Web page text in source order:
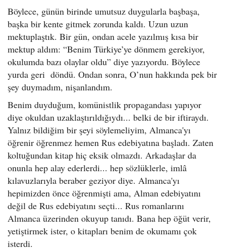
Böylece, günün birinde umutsuz duygularla başbaşa,
başka bir kente gitmek zorunda kaldı. Uzun uzun
mektuplaştık. Bir gün, ondan acele yazılmış kısa bir
mektup aldım: “Benim Türkiye’ye dönmem gerekiyor,
okulumda bazı olaylar oldu” diye yazıyordu. Böylece
yurda geri döndü. Ondan sonra, O’nun hakkında pek bir
şey duymadım, nişanlandım.
Benim duyduğum, komünistlik propagandası yapıyor
diye okuldan uzaklaştırıldığıydı... belki de bir iftiraydı.
Yalnız bildiğim bir şeyi söylemeliyim, Almanca'yı
öğrenir öğrenmez hemen Rus edebiyatına başladı. Zaten
koltuğundan kitap hiç eksik olmazdı. Arkadaşlar da
onunla hep alay ederlerdi... hep sözlüklerle, imlâ
kılavuzlarıyla beraber geziyor diye. Almanca'yı
hepimizden önce öğrenmişti ama, Alman edebiyatını
değil de Rus edebiyatını seçti... Rus romanlarını
Almanca üzerinden okuyup tanıdı. Bana hep öğüt verir,
yetiştirmek ister, o kitapları benim de okumamı çok
isterdi.